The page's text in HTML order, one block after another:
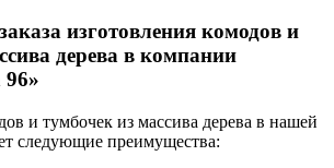
изготовления комодов и
дерева в компании
96»
и тумбочек из массива дерева в нашей
следующие преимущества: